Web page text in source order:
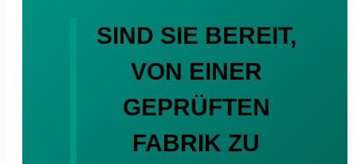
SIND SIE BEREIT,
VON EINER
GEPRÜFTEN
FABRIK ZU